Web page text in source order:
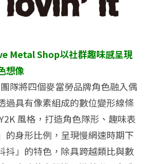
Metal Shop以社群趣味感呈現
想像
隊將四個麥當勞品牌角色融入偶
過具有像素組成的數位變形線條
風格，打造角色隊形、趣味表
的身形比例， 呈現慢網速時期下
抖」的特色， 除具跨越類比與數